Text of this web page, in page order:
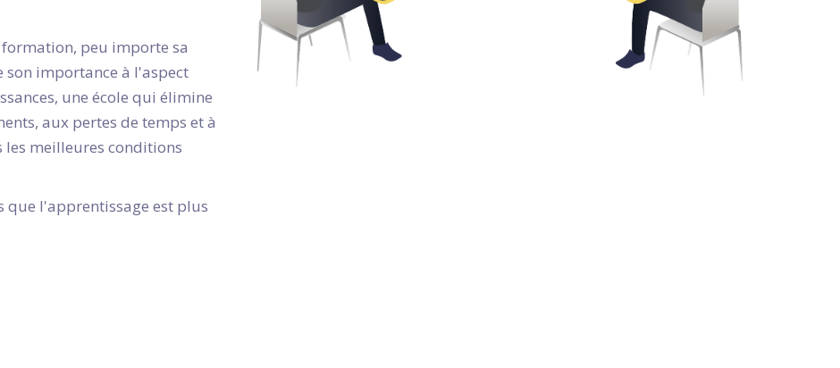
peu importe sa
son importance à l'aspect
une école qui élimine
aux pertes de temps et à
meilleures conditions
que l'apprentissage est plus